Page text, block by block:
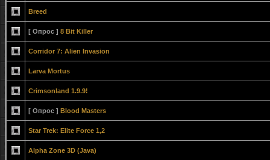
Breed
[ Опрос ] 8 Bit Killer
Corridor 7: Alien Invasion
Larva Mortus
Crimsonland 1.9.9!
[ Опрос ] Blood Masters
Star Trek: Elite Force 1,2
Alpha Zone 3D (Java)